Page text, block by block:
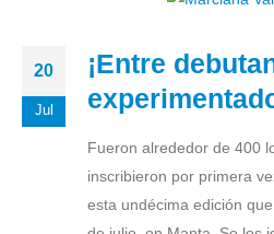
20
Jul
¡Entre
Fueron alrededor de 400
inscribieron por primera
esta undécima edición